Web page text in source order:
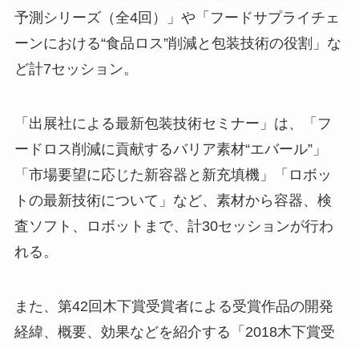
予測シリーズ（全4回）」や「フードサプライチェ
ーンにおける“食品ロス”削減と包装技術の役割」な
ど計7セッション。
「出展社による最新包装技術セミナー」は、「フ
ードロス削減に貢献するバリア素材“エバール”」
「市場要望に応じた新容器と新充填機」「ロボッ
トの最新技術について」など、素材から容器、検
査ソフト、ロボットまで、計30セッションが行わ
れる。
また、第42回木下賞受賞者による受賞作品の開発
経緯、概要、効果などを紹介する「2018木下賞受